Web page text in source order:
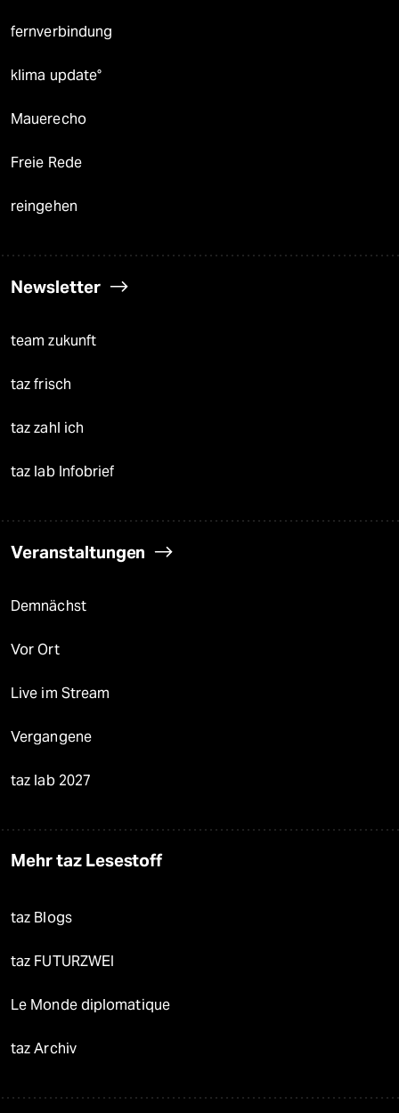
fernverbindung
klima update°
Mauerecho
Freie Rede
reingehen
Newsletter
team zukunft
taz frisch
taz zahl ich
taz lab Infobrief
Veranstaltungen
Demnächst
Vor Ort
Live im Stream
Vergangene
taz lab 2027
Mehr taz Lesestoff
taz Blogs
taz FUTURZWEI
Le Monde diplomatique
taz Archiv